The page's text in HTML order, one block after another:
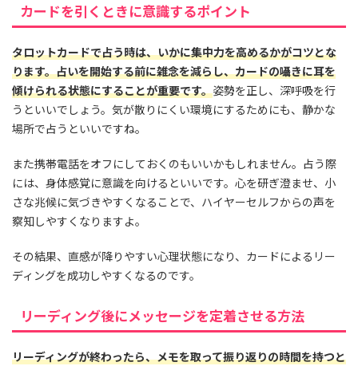
カードを引くときに意識するポイント
タロットカードで占う時は、いかに集中力を高めるかがコツとな
ります。占いを開始する前に雑念を減らし、カードの囁きに耳を
傾けられる状態にすることが重要です。姿勢を正し、深呼吸を行
うといいでしょう。気が散りにくい環境にするためにも、静かな
場所で占うといいですね。
また携帯電話をオフにしておくのもいいかもしれません。占う際
には、身体感覚に意識を向けるといいです。心を研ぎ澄ませ、小
さな兆候に気づきやすくなることで、ハイヤーセルフからの声を
察知しやすくなりますよ。
その結果、直感が降りやすい心理状態になり、カードによるリー
ディングを成功しやすくなるのです。
リーディング後にメッセージを定着させる方法
リーディングが終わったら、メモを取って振り返りの時間を持つと